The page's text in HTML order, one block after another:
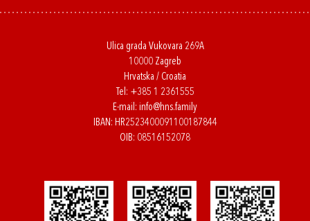
Ulica grada Vukovara 269A
10000 Zagreb
Hrvatska / Croatia
Tel: +385 1 2361555
E-mail: info@hns.family
IBAN: HR2523400091100187844
OIB: 08516152078